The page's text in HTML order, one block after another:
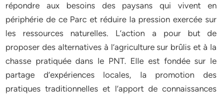
répondre aux besoins des paysans qui vivent en
périphérie de ce Parc et réduire la pression exercée sur
les ressources naturelles. L’action a pour but de
proposer des alternatives à l’agriculture sur brûlis et à la
chasse pratiquée dans le PNT. Elle est fondée sur le
partage d’expériences locales, la promotion des
pratiques traditionnelles et l’apport de connaissances